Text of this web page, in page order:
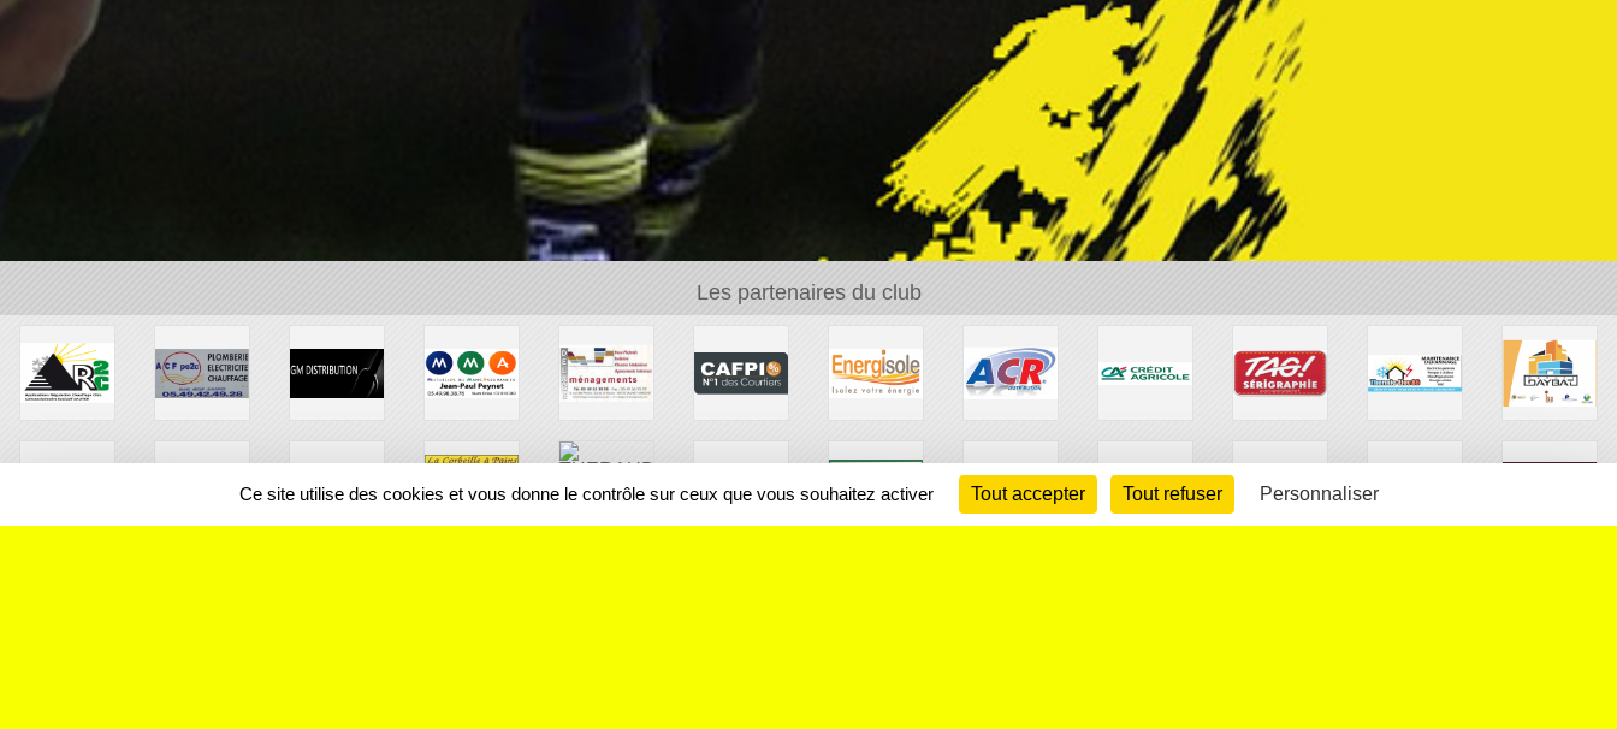
Les partenaires du club
Ce site utilise des cookies et vous donne le contrôle sur ceux que vous souhaitez activer Tout accepter Tout refuser Personnaliser